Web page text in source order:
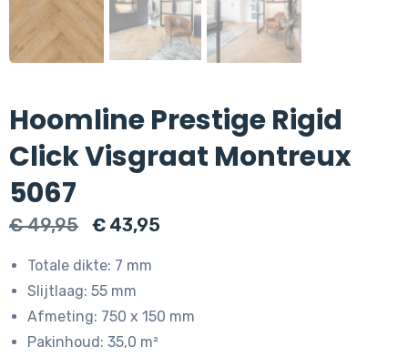
Hoomline Prestige Rigid
Click Visgraat Montreux
5067
€49,95
Oorspronkelijke
€ 49,95.
€ 43,95
€ 43,95.
Totale dikte: 7 mm
Slijtlaag: 55 mm
Afmeting: 750 x 150 mm
Pakinhoud: 35,0 m²